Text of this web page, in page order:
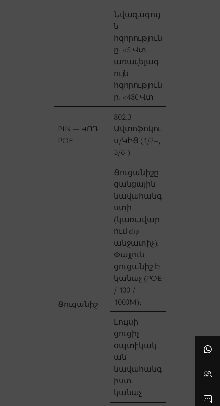
Նվազագույ
ն
հզորություն
ը: <5 Վտ
առավելագ
ույն
հզորություն
ը: <480 Վտ
PIN — ԿՈԴ
POE
802.3
Ավտոֆոկու
ս/ԿԻՑ (1/2+,
3/6-)
Ցուցանիշ
Ցուցանիշը
ցանցային
նավահանգ
ստի
(կառավար
ում dip-
անջատիչ):
Փայլուն
ցուցանիշ է:
կանաչ (POE
/ 100 /
1000M);
Լույսի
ցուցիչ
օպտիկակ
ան
նավահանգ
իստ:
կանաչ